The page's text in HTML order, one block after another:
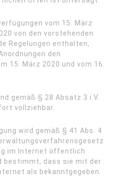
vom 15. März
von den vorstehenden
Regelungen enthalten,
den
15. März 2020 und vom 16.
gemäß § 28 Absatz 3 i.V.
vollziehbar.
wird gemäß § 41 Abs. 4
im Internet öffentlich
bestimmt, dass sie mit der
als bekanntgegeben